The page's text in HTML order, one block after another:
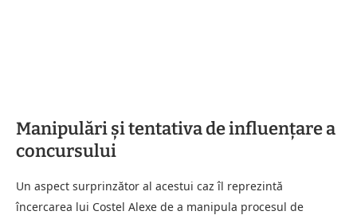
Manipulări și tentativa de influențare a
concursului
Un aspect surprinzător al acestui caz îl reprezintă
încercarea lui Costel Alexe de a manipula procesul de